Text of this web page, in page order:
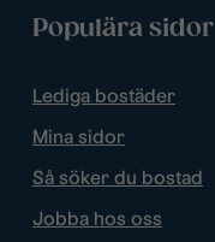
Populära sidor
Lediga bostäder
Mina sidor
Så söker du bostad
Jobba hos oss